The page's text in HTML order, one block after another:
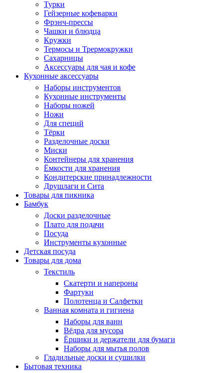
Турки
Гейзерные кофеварки
Фрэнч-прессы
Чашки и блюдца
Кружки
Термосы и Трермокружки
Сахарницы
Аксессуары для чая и кофе
Кухонные аксессуары
Наборы инструментов
Кухонные инструменты
Наборы ножей
Ножи
Для специй
Тёрки
Разделочные доски
Миски
Контейнеры для хранения
Ёмкости для хранения
Кондитерские принадлежности
Друшлаги и Сита
Товары для пикника
Бамбук
Доски разделочные
Плато для подачи
Посуда
Инструменты кухонные
Детская посуда
Товары для дома
Текстиль
Скатерти и напероны
Фартуки
Полотенца и Салфетки
Ванная комната и гигиена
Наборы для ванн
Вёдра для мусора
Ёршики и держатели для бумаги
Наборы для мытья полов
Гладильные доски и сушилки
Бытовая техника